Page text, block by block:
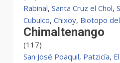
Rabinal, Santa Cruz el Chol,
Cubulco, Chixoy, Biotopo
Chimaltenango
(117)
San José Poaquil, Patzicía,